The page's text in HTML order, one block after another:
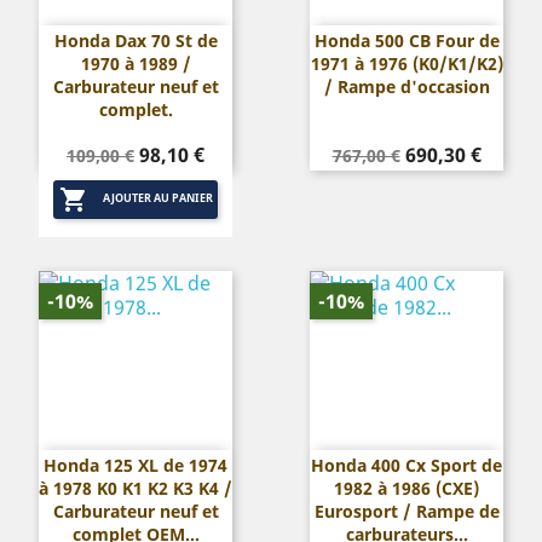
Honda Dax 70 St de
1970 à 1989 /
Carburateur neuf et
complet.
Prix
de
base
109,00 € Prix
98,10 €
 AJOUTER AU PANIER
Honda 500 CB Four de
1971 à 1976 (K0/K1/K2)
/ Rampe d'occasion
Prix
de
767,00 € Prix
690,30 €
Honda 125 XL de 1974
à 1978 K0 K1 K2 K3 K4 /
Carburateur neuf et
complet OEM...
-10%
Honda 400 Cx Sport de
1982 à 1986 (CXE)
Eurosport / Rampe de
carburateurs...
-10%